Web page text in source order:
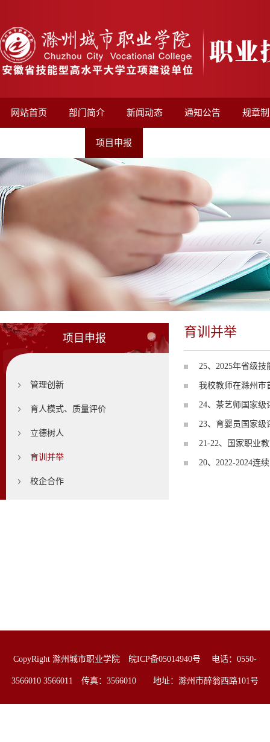
网站首页 部门简介 新闻动态 通知公告 规章
项目申报
项目申报
管理创新
育人模式、质量评价
立德树人
育训并举
校企合作
育训并举
25、2025年省级
我校教师在滁州市
24、茶艺师国家级
23、育婴员国家级
21-22、国家职业
20、2022-2024连
CopyRight 滁州城市职业学院 皖ICP备05014940号 电话：0550-
3566010 3566011 传真：3566010 地址：滁州市醉翁西路101号